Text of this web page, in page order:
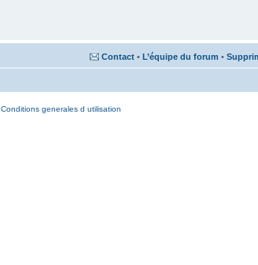
Contact • L’équipe du forum •
Conditions generales d utilisation